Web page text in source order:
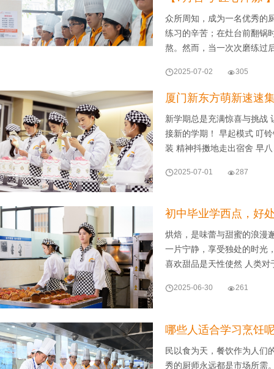
众所周知，成为一名优秀的
练习的辛苦；在灶台前翻锅
熬。然而，当一次次磨练
2025-07-02 305
厦门新东方萌新速速
新学期总是充满惊喜与挑战
接新的学期！ 早起模式 叮
装 精神抖擞地走出宿舍 早
2025-07-01 287
初中毕业学西点，好
烘焙，是味蕾与甜蜜的浪漫
一片宁静，享受独处的时光
喜欢甜品是天性使然 人类
2025-06-30 261
哪些人适合学习烹饪
民以食为天，餐饮作为人们
秀的厨师永远都是市场所需